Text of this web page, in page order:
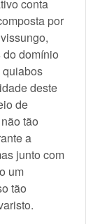
conta
por
domínio
quiabos
deste
de
tão
a
junto com
um
tão